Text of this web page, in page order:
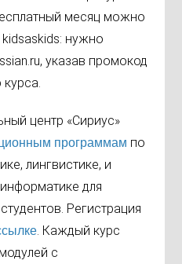
месяц можно
нужно
указав промокод
центр «Сириус»
программам по
лингвистике, и
для
Регистрация
. Каждый курс
с